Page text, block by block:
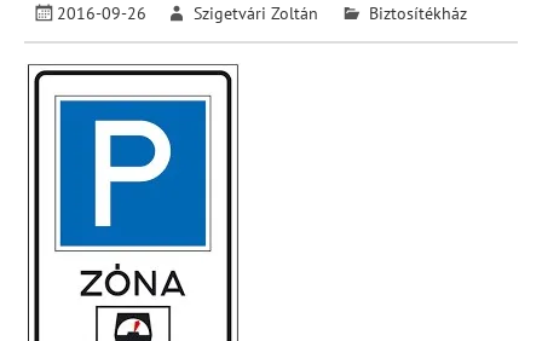
2016-09-26 Szigetvári Zoltán Biztosítékház